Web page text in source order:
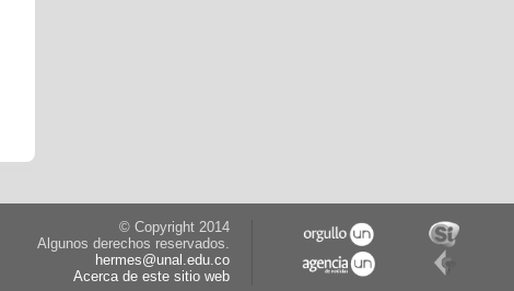
© Copyright 2014
Algunos derechos reservados.
hermes@unal.edu.co
Acerca de este sitio web